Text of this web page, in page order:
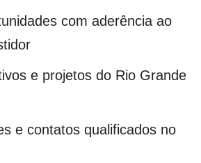
com aderência ao
e projetos do Rio Grande
e contatos qualificados no